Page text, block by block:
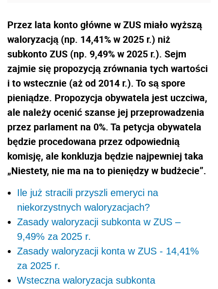
Przez lata konto główne w ZUS miało wyższą
waloryzacją (np. 14,41% w 2025 r.) niż
subkonto ZUS (np. 9,49% w 2025 r.). Sejm
zajmie się propozycją zrównania tych wartości
i to wstecznie (aż od 2014 r.). To są spore
pieniądze. Propozycja obywatela jest uczciwa,
ale należy ocenić szanse jej przeprowadzenia
przez parlament na 0%. Ta petycja obywatela
będzie procedowana przez odpowiednią
komisję, ale konkluzja będzie najpewniej taka
„Niestety, nie ma na to pieniędzy w budżecie”.
Ile już stracili przyszli emeryci na
niekorzystnych waloryzacjach?
Zasady waloryzacji subkonta w ZUS –
9,49% za 2025 r.
Zasady waloryzacji konta w ZUS - 14,41%
za 2025 r.
Wsteczna waloryzacja subkonta